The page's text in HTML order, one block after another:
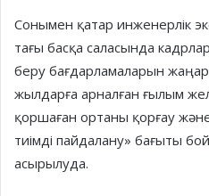
Сонымен қатар инженерлік
тағы басқа саласында
беру бағдарламаларын
жылдарға арналған ғылым
қоршаған ортаны қорғау
тиімді пайдалану» бағыты
асырылуда.